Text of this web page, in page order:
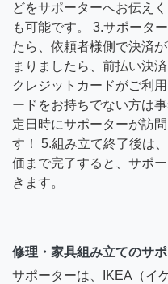
どをサポーターへお伝え
も可能です。 3.サポータ
たら、依頼者様側で決済
まりましたら、前払い決
クレジットカードがご利
ードをお持ちでない方は
定日時にサポーターが訪
す！ 5.組み立て終了後は
価まで完了すると、サポ
きます。
修理・家具組み立てのサ
サポーターは、IKEA（イ